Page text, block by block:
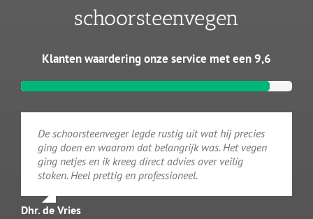
schoorsteenvegen
Klanten waardering onze service met een 9,6
De schoorsteenveger legde rustig uit wat hij precies
ging doen en waarom dat belangrijk was. Het vegen
ging netjes en ik kreeg direct advies over veilig
stoken. Heel prettig en professioneel.
Dhr. de Vries